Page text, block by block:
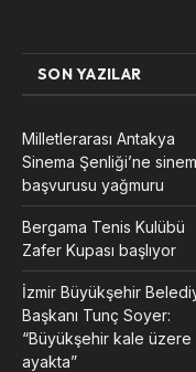
SON YAZILAR
Milletlerarası Antakya
Sinema Şenliği’ne
başvurusu yağmuru
Bergama Tenis Kulübü
Zafer Kupası başlıyor
İzmir Büyükşehir
Başkanı Tunç Soyer:
“Büyükşehir kale üzere
ayakta”